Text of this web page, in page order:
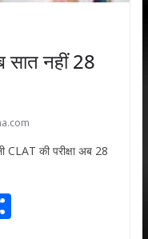
नहीं 28
की परीक्षा अब 28
S